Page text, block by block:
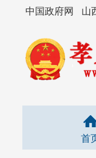
中国政府网 山
首